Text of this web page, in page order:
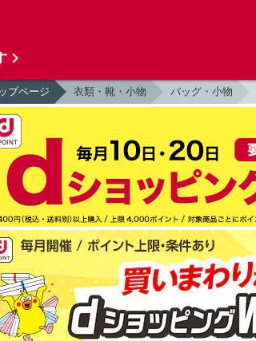
プページ 衣類・靴・小物 バッグ・小物